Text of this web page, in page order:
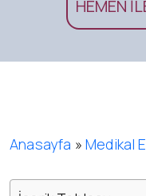
HEMEN
Anasayfa » Medikal